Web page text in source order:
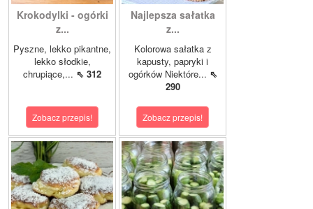
Krokodylki - ogórki
z...
Pyszne, lekko pikantne,
lekko słodkie,
chrupiące,... ⇖ 312
Zobacz przepis!
Najlepsza sałatka
z...
Kolorowa sałatka z
kapusty, papryki i
ogórków Niektóre... ⇖
290
Zobacz przepis!